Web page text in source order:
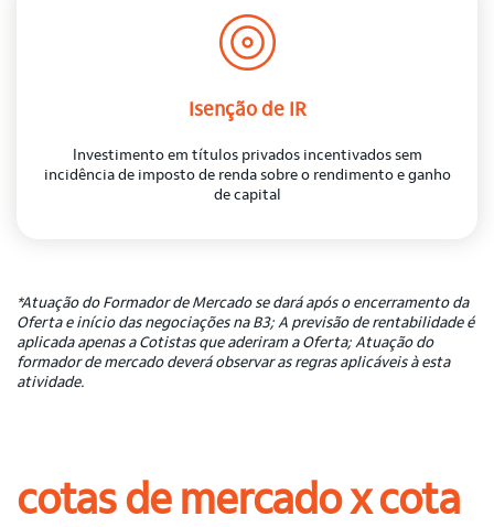
Isenção de IR
Investimento em títulos privados incentivados sem
incidência de imposto de renda sobre o rendimento e ganho
de capital
*Atuação do Formador de Mercado se dará após o encerramento da
Oferta e início das negociações na B3; A previsão de rentabilidade é
aplicada apenas a Cotistas que aderiram a Oferta; Atuação do
formador de mercado deverá observar as regras aplicáveis à esta
atividade.
cotas de mercado x cota